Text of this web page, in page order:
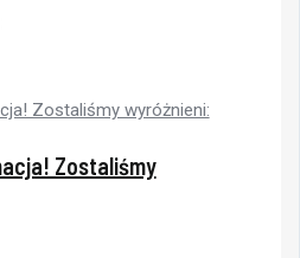
Zostaliśmy